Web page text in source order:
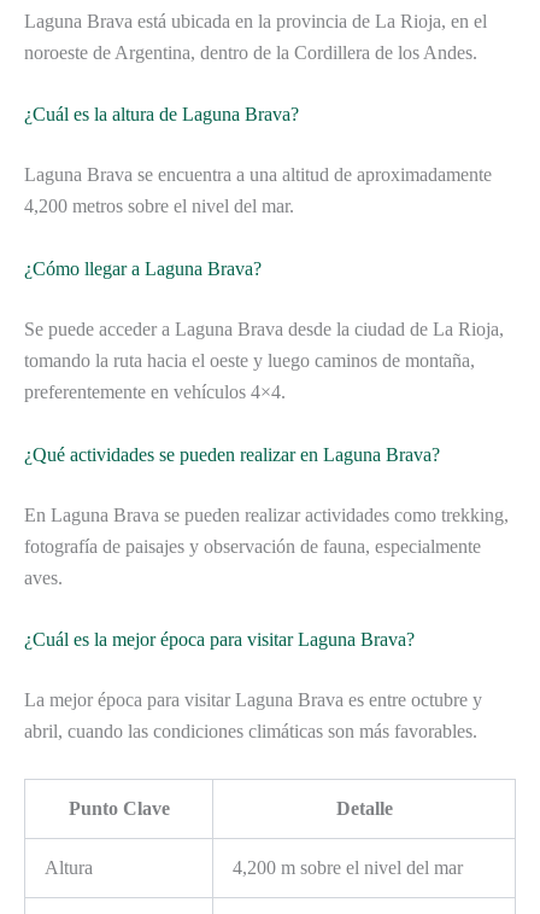
Laguna Brava está ubicada en la provincia de La Rioja, en el
noroeste de Argentina, dentro de la Cordillera de los Andes.
¿Cuál es la altura de Laguna Brava?
Laguna Brava se encuentra a una altitud de aproximadamente
4,200 metros sobre el nivel del mar.
¿Cómo llegar a Laguna Brava?
Se puede acceder a Laguna Brava desde la ciudad de La Rioja,
tomando la ruta hacia el oeste y luego caminos de montaña,
preferentemente en vehículos 4×4.
¿Qué actividades se pueden realizar en Laguna Brava?
En Laguna Brava se pueden realizar actividades como trekking,
fotografía de paisajes y observación de fauna, especialmente
aves.
¿Cuál es la mejor época para visitar Laguna Brava?
La mejor época para visitar Laguna Brava es entre octubre y
abril, cuando las condiciones climáticas son más favorables.
Punto Clave Detalle
Altura 4,200 m sobre el nivel del mar